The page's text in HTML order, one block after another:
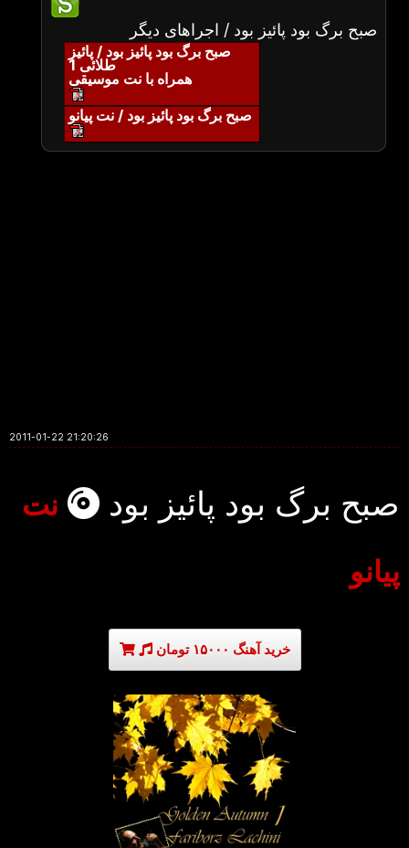
صبح برگ بود پائیز بود / اجراهای دیگر
صبح برگ بود پائیز بود / پائیز
طلائی 1
همراه با نت موسیقی
صبح برگ بود پائیز بود / نت پیانو
2011-01-22 21:20:26
صبح برگ بود پائیز بود نت
پیانو
خرید آهنگ ۱۵۰۰۰ تومان